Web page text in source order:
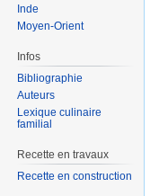
Inde
Moyen-Orient
Infos
Bibliographie
Auteurs
Lexique culinaire
familial
Recette en travaux
Recette en construction